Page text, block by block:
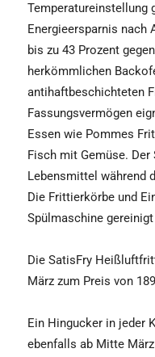
Temperatureinstellung
Energieersparnis nach
bis zu 43 Prozent
herkömmlichen
antihaftbeschichteten
Fassungsvermögen
Essen wie Pommes
Fisch mit Gemüse. Der
Lebensmittel während
Die Frittierkörbe und
Spülmaschine
Die SatisFry
März zum Preis von
Ein Hingucker in jeder
ebenfalls ab Mitte